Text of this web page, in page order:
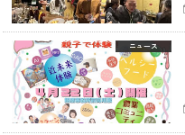
ニュース